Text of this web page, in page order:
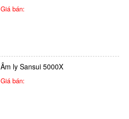
Giá bán:
Âm ly Sansui 5000X
Giá bán: